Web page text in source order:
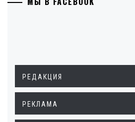
РЕДАКЦИЯ
РЕКЛАМА